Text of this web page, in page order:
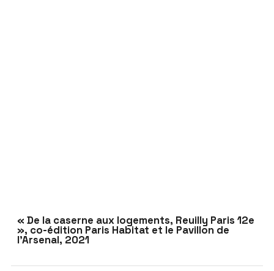
« De la caserne aux logements, Reuilly Paris 12e
», co-édition Paris Habitat et le Pavillon de
l’Arsenal, 2021